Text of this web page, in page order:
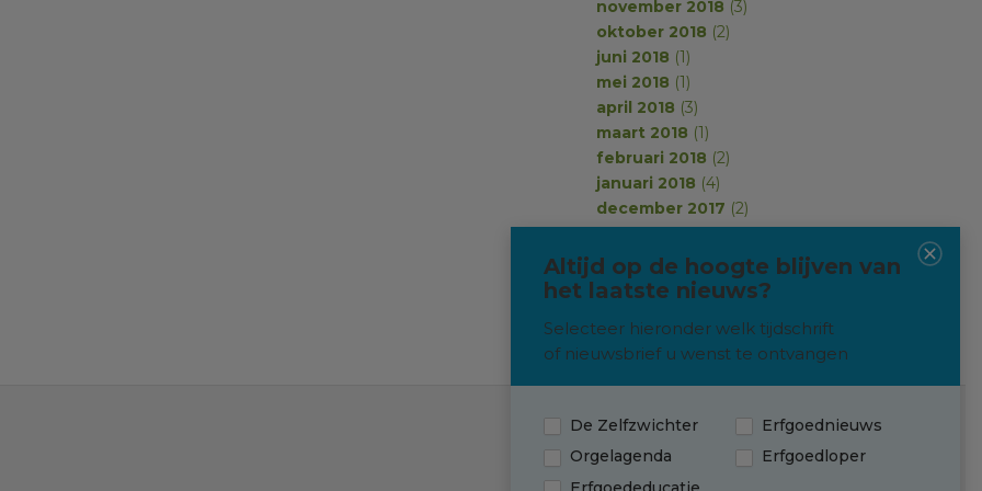
november 2018 (3)
oktober 2018 (2)
juni 2018 (1)
mei 2018 (1)
april 2018 (3)
maart 2018 (1)
februari 2018 (2)
januari 2018 (4)
december 2017 (2)
november 2017(2)
oktober 2017(1)
september 2017(2)
Contact
Altijd op de hoogte blijven van
het laatste nieuws?
Selecteer hieronder welk tijdschrift
of nieuwsbrief u wenst te ontvangen
De Zelfzwichter
Erfgoednieuws
Orgelagenda
Erfgoedloper